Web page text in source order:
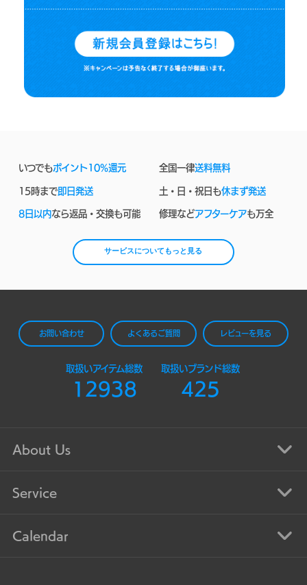
いつでもポイント10%還元 全国一律送料無料
15時まで即日発送 土・日・祝日も休まず発送
8日以内なら返品・交換も可能 修理などアフターケアも万全
サービスについてもっと見る
お問い合わせ よくあるご質問 レビューを見る
取扱いアイテム総数
12938
取扱いブランド総数
425
About Us
Service
Calendar